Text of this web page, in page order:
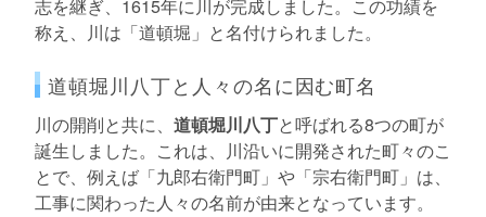
志を継ぎ、1615年に川が完成しました。この功績を
称え、川は「道頓堀」と名付けられました。
道頓堀川八丁と人々の名に因む町名
川の開削と共に、 道頓堀川八丁と呼ばれる8つの町が
誕生しました。これは、川沿いに開発された町々のこ
とで、例えば「九郎右衛門町」や「宗右衛門町」は、
工事に関わった人々の名前が由来となっています。